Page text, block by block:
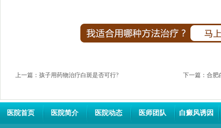
上一篇： 孩子用药物治疗白斑是否可行? 下一篇： 合肥
医院首页 医院简介 医院动态 医师团队 白癜风诱因